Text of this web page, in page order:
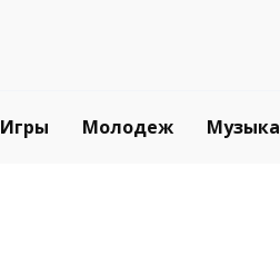
Игры Молодеж Музыка